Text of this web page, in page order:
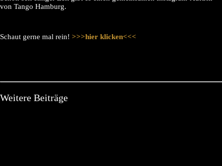
von Tango Hamburg.
Schaut gerne mal rein! >>>hier klicken<<<
Weitere Beiträge